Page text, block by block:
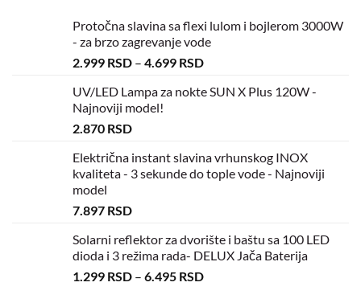
Protočna slavina sa flexi lulom i bojlerom 3000W
- za brzo zagrevanje vode
2.999 RSD – 4.699 RSD
UV/LED Lampa za nokte SUN X Plus 120W -
Najnoviji model!
2.870 RSD
Električna instant slavina vrhunskog INOX
kvaliteta - 3 sekunde do tople vode - Najnoviji
model
7.897 RSD
Solarni reflektor za dvorište i baštu sa 100 LED
dioda i 3 režima rada- DELUX Jača Baterija
1.299 RSD – 6.495 RSD